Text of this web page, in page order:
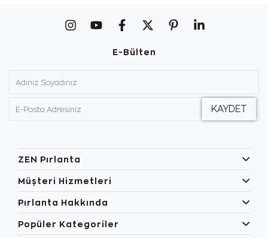
E-Bülten
ZEN Pırlanta
Müşteri Hizmetleri
Pırlanta Hakkında
Popüler Kategoriler